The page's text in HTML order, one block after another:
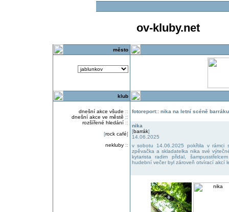
ov-kluby.net
město
klub
dnešní akce všude ::
dnešní akce ve městě ::
rozšířené hledání::
[rock café]
nekluby::
fotoreport:: nika na letní scéně barráku
nika
[barrák]
14.06.2025
v sobotu 14.06.2025 pokřtila v rámci
zpěvačka a skladatelka nika své
kytarista radim přidal,
hudební večer byl zároveň otvírací akcí